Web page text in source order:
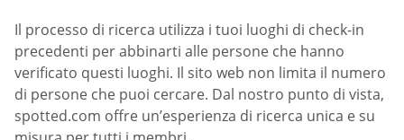
Il processo di ricerca utilizza i tuoi luoghi di check-in
precedenti per abbinarti alle persone che hanno
verificato questi luoghi. Il sito web non limita il numero
di persone che puoi cercare. Dal nostro punto di vista,
spotted.com offre un’esperienza di ricerca unica e su